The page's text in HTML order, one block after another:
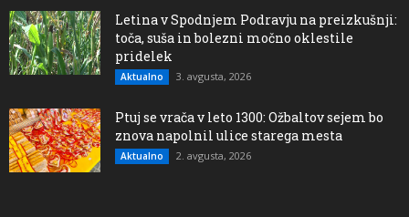
Letina v Spodnjem Podravju na preizkušnji:
toča, suša in bolezni močno oklestile
pridelek
Aktualno 3. avgusta, 2026
Ptuj se vrača v leto 1300: Ožbaltov sejem bo
znova napolnil ulice starega mesta
Aktualno 2. avgusta, 2026